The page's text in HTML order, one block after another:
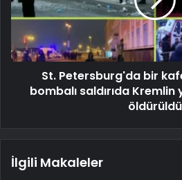
St. Petersburg'da bir
bombalı saldırıda Kremlin
öldürüldü
İlgili Makaleler